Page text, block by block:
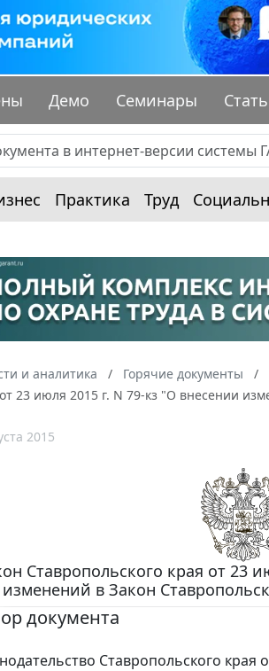
Демо Семинары
Практика Труд
и аналитика Горячие документы
23 июля 2015 г. N 79-кз "О внесении
2015
Ставропольского края от 23
изменений в Закон
документа
Ставропольского